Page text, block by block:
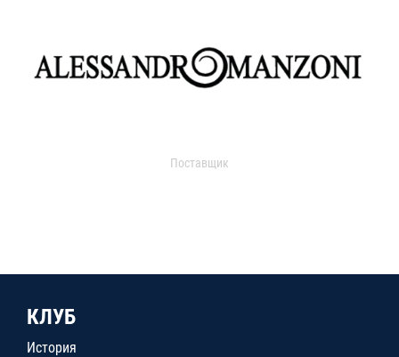
Поставщик
КЛУБ
История